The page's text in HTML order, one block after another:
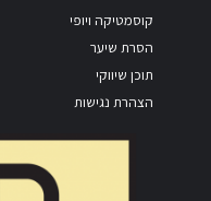
קוסמטיקה ויופי
הסרת שיער
תוכן שיווקי
הצהרת נגישות